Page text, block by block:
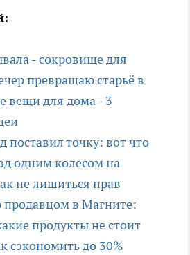
- сокровище для
превращаю старьё в
вещи для дома - 3
поставил точку: вот что
одним колесом на
не лишиться прав
продавцом в Магните:
продукты не стоит
сэкономить до 30%